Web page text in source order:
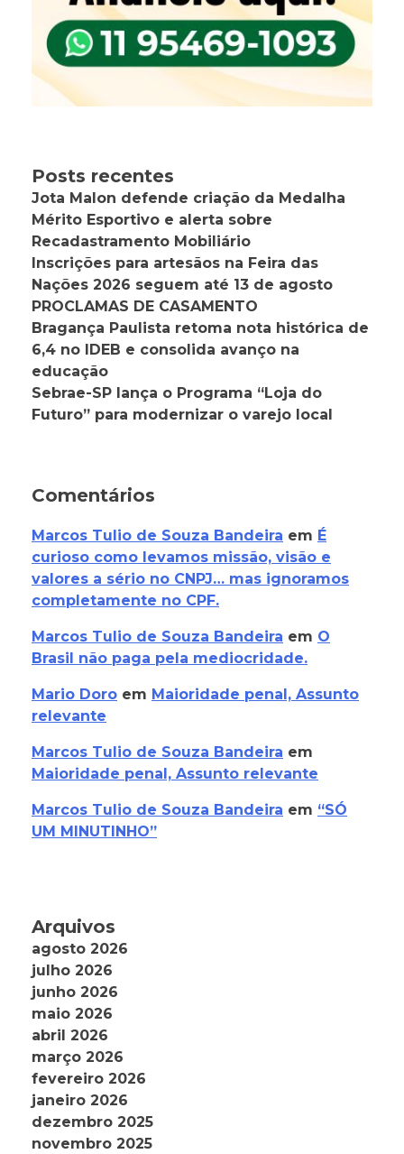
Posts recentes
Jota Malon defende criação da Medalha
Mérito Esportivo e alerta sobre
Recadastramento Mobiliário
Inscrições para artesãos na Feira das
Nações 2026 seguem até 13 de agosto
PROCLAMAS DE CASAMENTO
Bragança Paulista retoma nota histórica de
6,4 no IDEB e consolida avanço na
educação
Sebrae-SP lança o Programa “Loja do
Futuro” para modernizar o varejo local
Comentários
Marcos Tulio de Souza Bandeira em É
curioso como levamos missão, visão e
valores a sério no CNPJ… mas ignoramos
completamente no CPF.
Marcos Tulio de Souza Bandeira em O
Brasil não paga pela mediocridade.
Mario Doro em Maioridade penal, Assunto
relevante
Marcos Tulio de Souza Bandeira em
Maioridade penal, Assunto relevante
Marcos Tulio de Souza Bandeira em “SÓ
UM MINUTINHO”
Arquivos
agosto 2026
julho 2026
junho 2026
maio 2026
abril 2026
março 2026
fevereiro 2026
janeiro 2026
dezembro 2025
novembro 2025